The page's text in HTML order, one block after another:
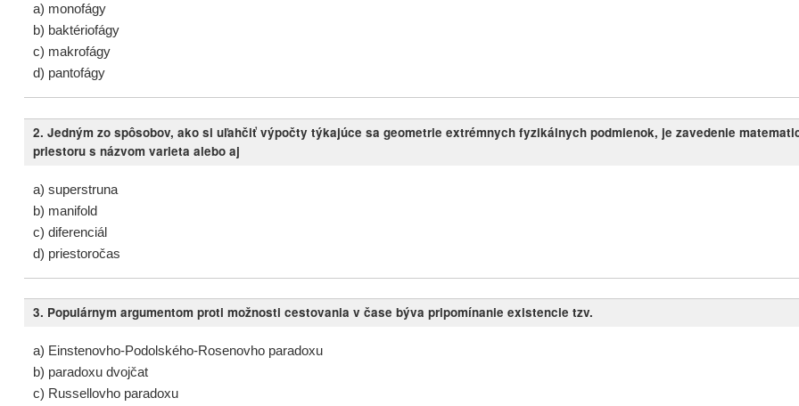
a) monofágy
b) baktériofágy
c) makrofágy
d) pantofágy
2. Jedným zo spôsobov, ako si uľahčiť výpočty týkajúce sa geometrie extrémnych fyzikálnych podmienok, je zavedenie
priestoru s názvom varieta alebo aj
a) superstruna
b) manifold
c) diferenciál
d) priestoročas
3. Populárnym argumentom proti možnosti cestovania v čase býva pripomínanie existencie tzv.
a) Einstenovho-Podolského-Rosenovho paradoxu
b) paradoxu dvojčat
c) Russellovho paradoxu